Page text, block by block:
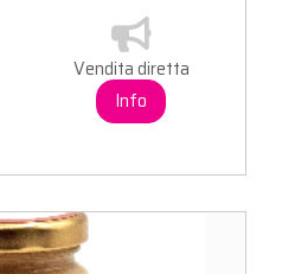
Vendita diretta
Info